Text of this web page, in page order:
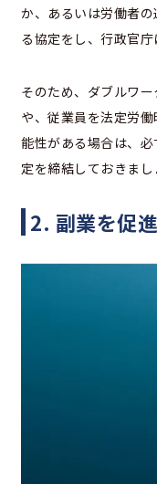
か、あるいは労働者
る協定をし、行政官庁
そのため、ダブルワ
や、従業員を法定労
能性がある場合は、
定を締結しておきまし
2. 副業を促